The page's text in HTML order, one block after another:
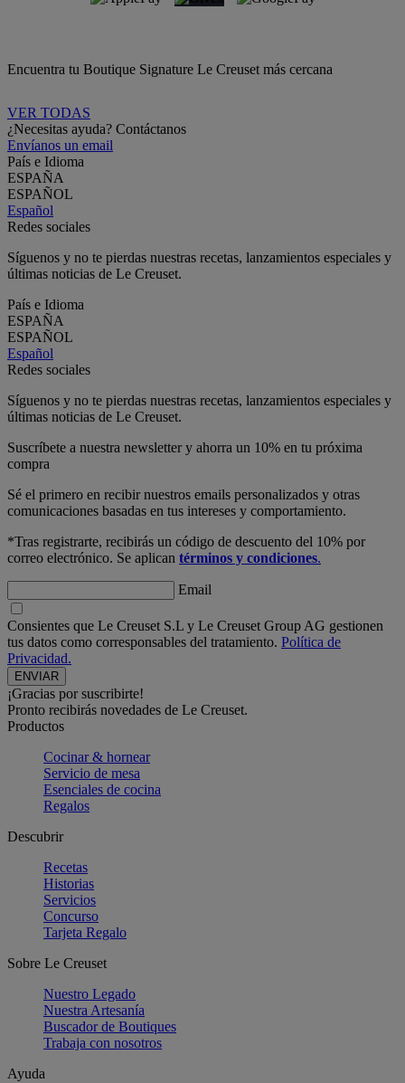
Encuentra tu Boutique Signature Le Creuset más cercana
VER TODAS
¿Necesitas ayuda? Contáctanos
Envíanos un email
País e Idioma
ESPAÑA
ESPAÑOL
Español
Redes sociales
Síguenos y no te pierdas nuestras recetas, lanzamientos especiales y
últimas noticias de Le Creuset.
País e Idioma
ESPAÑA
ESPAÑOL
Español
Redes sociales
Síguenos y no te pierdas nuestras recetas, lanzamientos especiales y
últimas noticias de Le Creuset.
Suscríbete a nuestra newsletter y ahorra un 10% en tu próxima
compra
Sé el primero en recibir nuestros emails personalizados y otras
comunicaciones basadas en tus intereses y comportamiento.
*Tras registrarte, recibirás un código de descuento del 10% por
correo electrónico. Se aplican términos y condiciones.
Email
Consientes que Le Creuset S.L y Le Creuset Group AG gestionen
tus datos como corresponsables del tratamiento. Política de
Privacidad.
¡Gracias por suscribirte!
Pronto recibirás novedades de Le Creuset.
Productos
Cocinar & hornear
Servicio de mesa
Esenciales de cocina
Regalos
Descubrir
Recetas
Historias
Servicios
Concurso
Tarjeta Regalo
Sobre Le Creuset
Nuestro Legado
Nuestra Artesanía
Buscador de Boutiques
Trabaja con nosotros
Ayuda